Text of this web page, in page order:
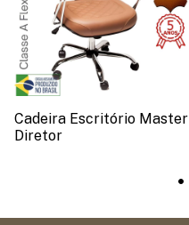
Cadeira Escritório Master
Diretor